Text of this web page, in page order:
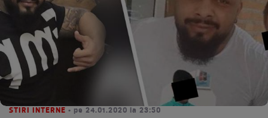
STIRI INTERNE • pe 24.01.2020 la 23:50